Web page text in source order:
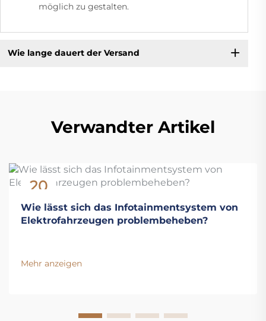
möglich zu gestalten.
Wie lange dauert der Versand
Verwandter Artikel
20
Nov
Wie lässt sich das Infotainmentsystem von
Elektrofahrzeugen problembeheben?
Mehr anzeigen